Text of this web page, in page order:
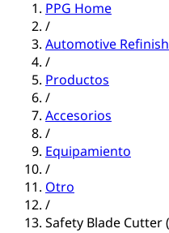
PPG Home
/
Automotive Refinish
/
Productos
/
Accesorios
/
Equipamiento
/
Otro
/
Safety Blade